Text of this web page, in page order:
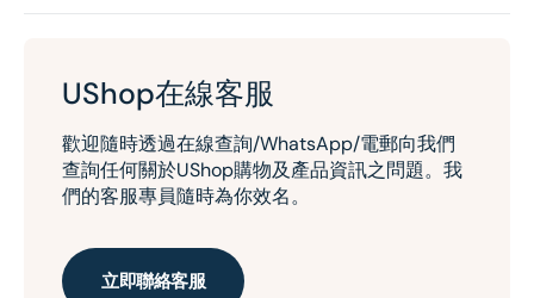
UShop在線客服
歡迎隨時透過在線查詢/WhatsApp/電郵向我們
查詢任何關於UShop購物及產品資訊之問題。我
們的客服專員隨時為你效名。
立即聯絡客服